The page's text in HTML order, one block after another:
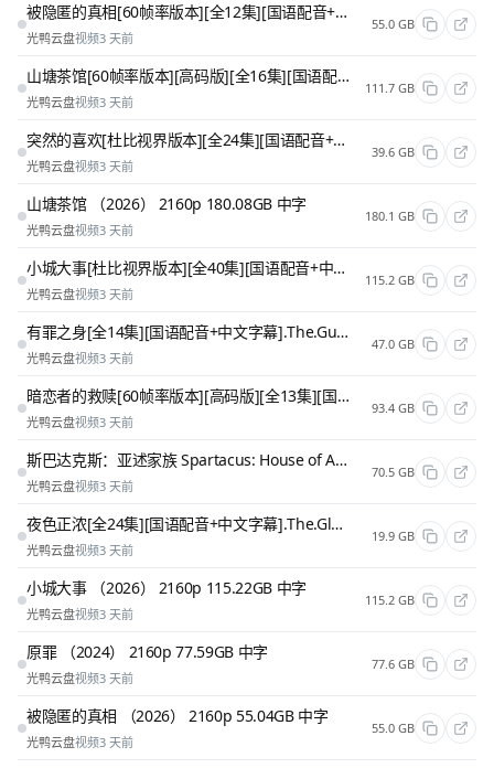
被隐匿的真相[60帧率版本][全12集][国语配音+中文字幕].2026
光鸭云盘视频3 天前
55.0 GB
山塘茶馆[60帧率版本][高码版][全16集][国语配音+中文字幕].2026.2160p.HQ.WEB-DL.H265.60fps
光鸭云盘视频3 天前
111.7 GB
突然的喜欢[杜比视界版本][全24集][国语配音+中文字幕].2026
光鸭云盘视频3 天前
39.6 GB
山塘茶馆 （2026） 2160p 180.08GB 中字
光鸭云盘视频3 天前
180.1 GB
小城大事[杜比视界版本][全40集][国语配音+中文字幕].The.Dream.Maker.S01.2026
光鸭云盘视频3 天前
115.2 GB
有罪之身[全14集][国语配音+中文字幕].The.Guilty.S01.2026
光鸭云盘视频3 天前
47.0 GB
暗恋者的救赎[60帧率版本][高码版][全13集][国语配音+中文字幕].2026.2160p.HQ.WEB-DL.H265.60fps
光鸭云盘视频3 天前
93.4 GB
斯巴达克斯：亚述家族 Spartacus: House of Ashur (2025) 【S01全】 [美国] [剧情 / 动作冒险] 4K/2160P
光鸭云盘视频3 天前
70.5 GB
夜色正浓[全24集][国语配音+中文字幕].The.Glamorous.Night.S01.2026.2160p.WEB-DL.H265
光鸭云盘视频3 天前
19.9 GB
小城大事 （2026） 2160p 115.22GB 中字
光鸭云盘视频3 天前
115.2 GB
原罪 （2024） 2160p 77.59GB 中字
光鸭云盘视频3 天前
77.6 GB
被隐匿的真相 （2026） 2160p 55.04GB 中字
光鸭云盘视频3 天前
55.0 GB